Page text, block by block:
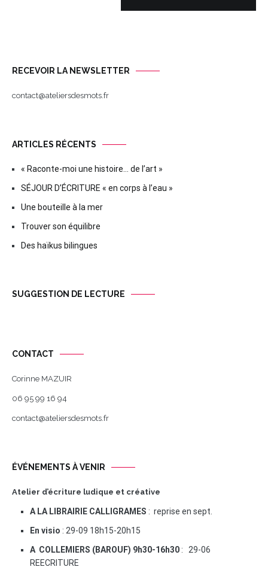
RECEVOIR LA NEWSLETTER
contact@ateliersdesmots.fr
ARTICLES RÉCENTS
« Raconte-moi une histoire… de l’art »
SÉJOUR D’ÉCRITURE « en corps à l’eau »
Une bouteille à la mer
Trouver son équilibre
Des haïkus bilingues
SUGGESTION DE LECTURE
CONTACT
Corinne MAZUIR
06 95 99 16 94
contact@ateliersdesmots.fr
ÉVÉNEMENTS À VENIR
Atelier d’écriture ludique et créative
A LA LIBRAIRIE CALLIGRAMES : reprise en sept.
En visio : 29-09 18h15-20h15
A COLLEMIERS (BAROUF) 9h30-16h30 : 29-06
REECRITURE